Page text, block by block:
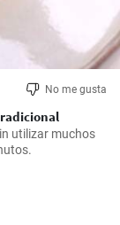
No me gusta
utilizar muchos